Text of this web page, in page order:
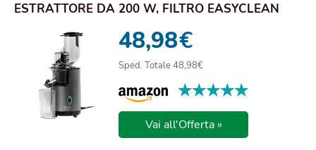
ESTRATTORE DA 200 W, FILTRO EASYCLEAN
48,98€
Sped. Totale 48,98€
★★★★★
★★★★★
Vai all'Offerta »